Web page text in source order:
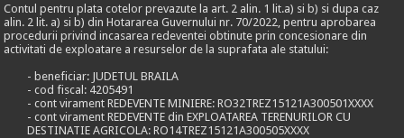
Contul pentru plata cotelor prevazute la art. 2 alin. 1 lit.a) si b) si dupa caz
alin. 2 lit. a) si b) din Hotararea Guvernului nr. 70/2022, pentru aprobarea
procedurii privind incasarea redeventei obtinute prin concesionare din
activitati de exploatare a resurselor de la suprafata ale statului:
- beneficiar: JUDETUL BRAILA
- cod fiscal: 4205491
- cont virament REDEVENTE MINIERE: RO32TREZ15121A300501XXXX
- cont virament REDEVENTE din EXPLOATAREA TERENURILOR CU
DESTINATIE AGRICOLA: RO14TREZ15121A300505XXXX